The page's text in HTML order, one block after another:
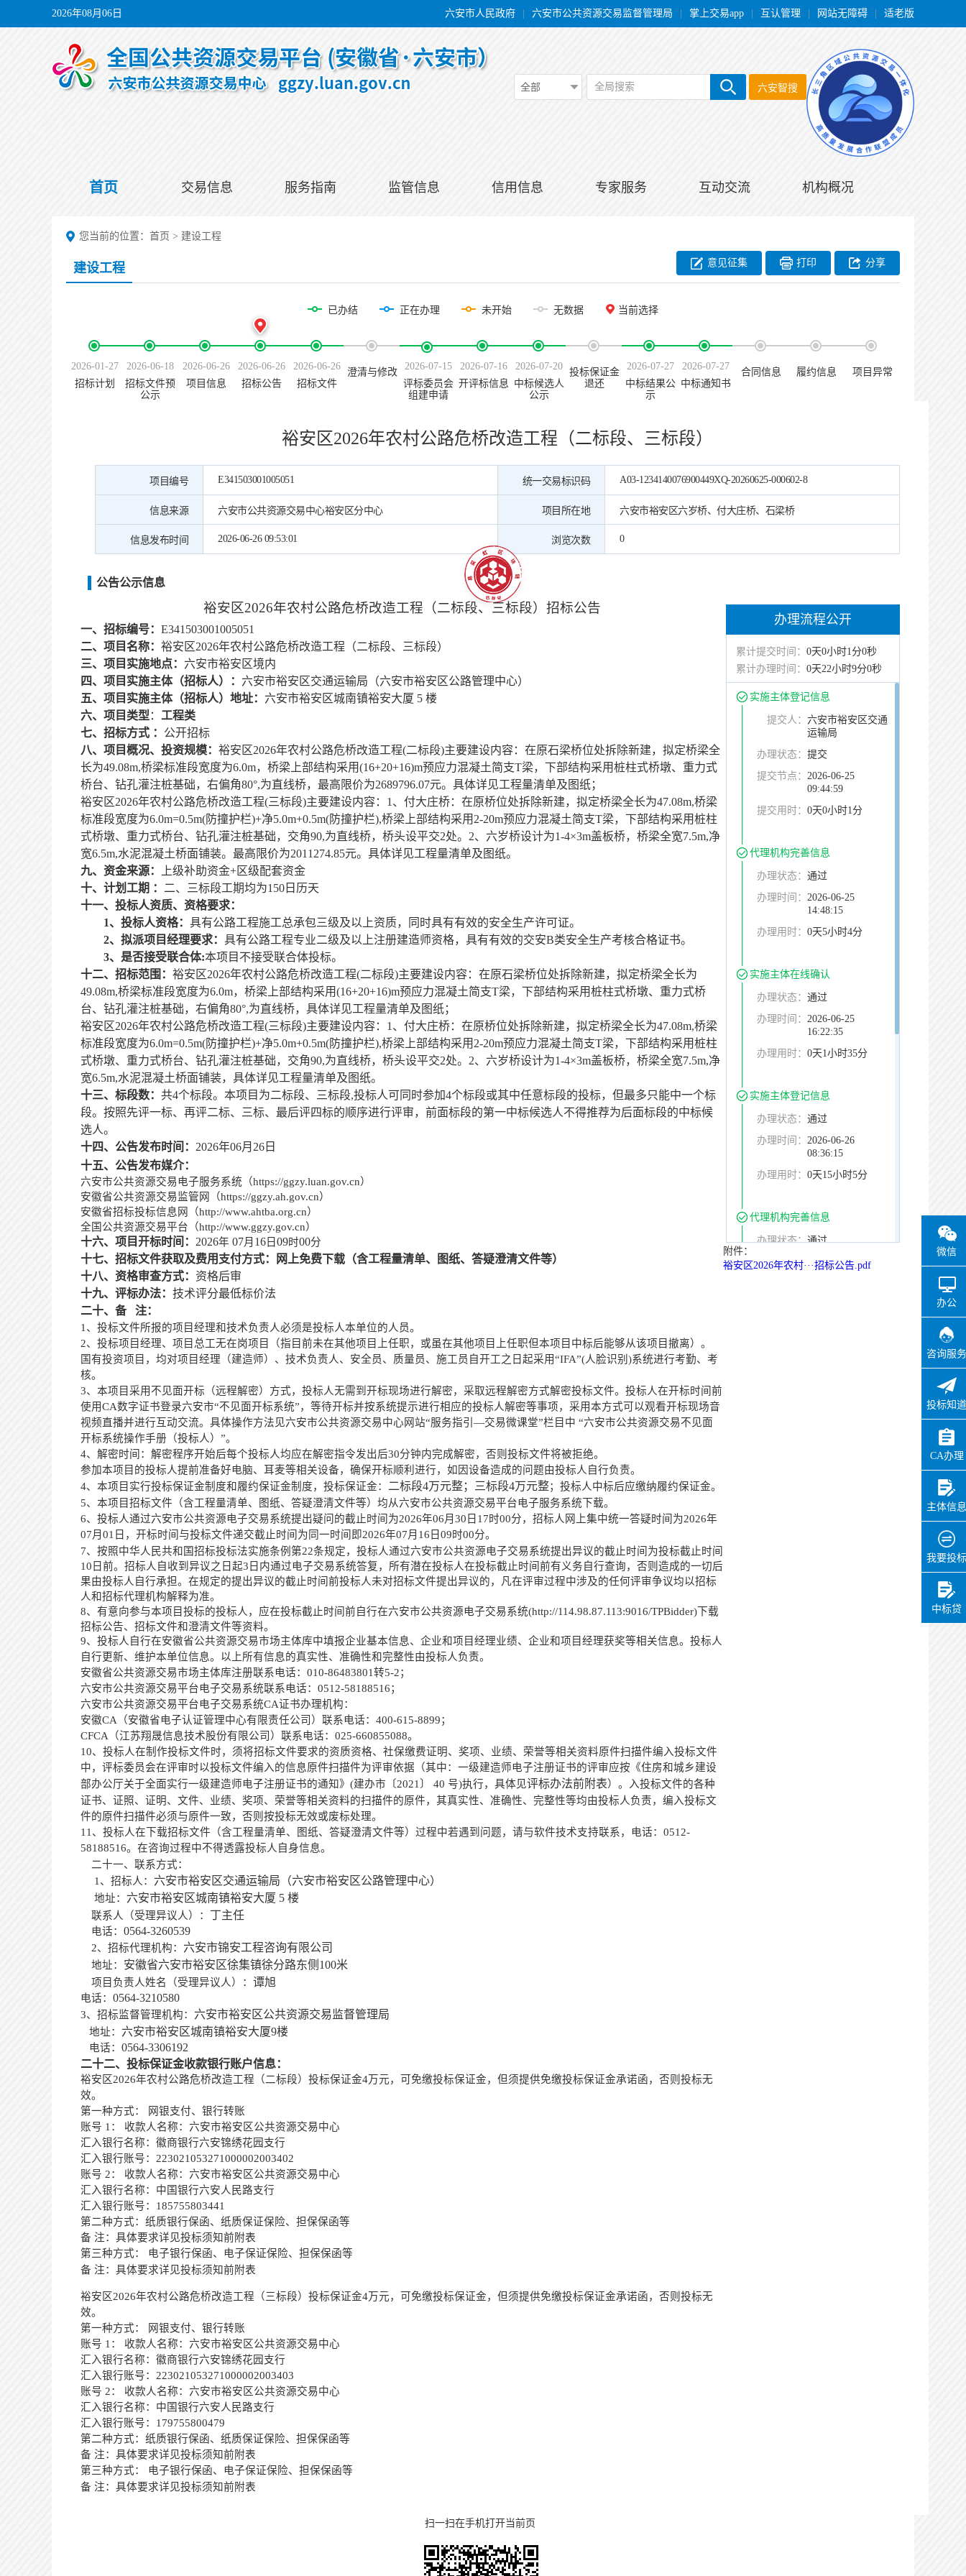
2026年08月06日 六安市人民政府 六安市公共资源交易监督管理局 掌上交易app 互认管理 网站无障碍 适老版
全部 全局搜索 六安智搜
首页 交易信息 服务指南 监管信息 信用信息 专家服务 互动交流 机构概况
微信
办公
咨询服务
投标知道
CA办理
主体信息
我要投标
中标贷
您当前的位置： 首页 > 建设工程
建设工程 意见征集 分享
打印
已办结 正在办理 未开始 无数据 当前选择
2026-01-27
招标计划
2026-06-18
招标文件预
公示
2026-06-26
项目信息
2026-06-26
招标公告
2026-06-26
招标文件
澄清与修改
2026-07-15
评标委员会
组建申请
2026-07-16
开评标信息
2026-07-20
中标候选人
公示
投标保证金
退还
2026-07-27
中标结果公
示
2026-07-27
中标通知书
合同信息 履约信息 项目异常
裕安区2026年农村公路危桥改造工程（二标段、三标段）
项目编号 E341503001005051 统一交易标识码 A03-1234140076900449XQ-20260625-000602-8
信息来源 六安市公共资源交易中心裕安区分中心 项目所在地 六安市裕安区六岁桥、付大庄桥、石梁桥
信息发布时间 2026-06-26 09:53:01 浏览次数 0
公告公示信息
裕安区2026年农村公路危桥改造工程（二标段、三标段） 招标公告
一、招标编号： E341503001005051
二、项目名称： 裕安区2026年农村公路危桥改造工程（二标段、三标段）
三、项目实施地点： 六安市裕安区境内
四、项目实施主体（招标人）： 六安市裕安区交通运输局（六安市裕安区公路管理中心）
五、项目实施主体（招标人）地址： 六安市裕安区城南镇裕安大厦 5 楼
六、项目类型 ： 工程类
七、招标方式 ： 公开招标
八、项目概况、投资规模： 裕安区2026年农村公路危桥改造工程(二标段)主要建设内容：在原石梁桥位处拆除新建，拟定桥梁全
长为49.08m,桥梁标准段宽度为6.0m，桥梁上部结构采用(16+20+16)m预应力混凝土简支T梁，下部结构采用桩柱式桥墩、重力式
桥台、钻孔灌注桩基础，右偏角80°,为直线桥，最高限价为2689796.07元。具体详见工程量清单及图纸；
裕安区2026年农村公路危桥改造工程(三标段)主要建设内容：1、付大庄桥：在原桥位处拆除新建，拟定桥梁全长为47.08m,桥梁
标准段宽度为6.0m=0.5m(防撞护栏)+净5.0m+0.5m(防撞护栏),桥梁上部结构采用2-20m预应力混凝土简支T梁，下部结构采用桩柱
式桥墩、重力式桥台、钻孔灌注桩基础，交角90,为直线桥，桥头设平交2处。2、六岁桥设计为1-4×3m盖板桥，桥梁全宽7.5m,净
宽6.5m,水泥混凝土桥面铺装。最高限价为2011274.85元。具体详见工程量清单及图纸。
九、资金来源：
上级补助资金+区级配套资金
十、计划工期 ： 二、三标段工期均为150日历天
十一、投标人资质、资格要求：
1、投标人资格：具有公路工程施工总承包三级及以 上资质，同时具有有效的安全生产许可证。
2、拟派项目经理要求：具有公路工程专业二级及以上注册建造师资格，具有有效的交安B类安全生产考核合格证书。
3、是否接受联合体:本项目不接受联合体投标。
十二、招标范围： 裕安区2026年农村公路危桥改造工程(二标段)主要建设内容：在原石梁桥位处拆除新建，拟定桥梁全长为
49.08m,桥梁标准段宽度为6.0m，桥梁上部结构采用(16+20+16)m预应力混凝土简支T梁，下部结构采用桩柱式桥墩、重力式桥
台、钻孔灌注桩基础，右偏角80°,为直线桥，具体详见工程量清单及图纸；
裕安区2026年农村公路危桥改造工程(三标段)主要建设内容：1、付大庄桥：在原桥位处拆除新建，拟定桥梁全长为47.08m,桥梁
标准段宽度为6.0m=0.5m(防撞护栏)+净5.0m+0.5m(防撞护栏),桥梁上部结构采用2-20m预应力混凝土简支T梁，下部结构采用桩柱
式桥墩、重力式桥台、钻孔灌注桩基础，交角90,为直线桥，桥头设平交2处。2、六岁桥设计为1-4×3m盖板桥，桥梁全宽7.5m,净
宽6.5m,水泥混凝土桥面铺装，具体详见工程量清单及图纸。
十三、标段数： 共4个标段。本项目为二标段、 三标段,投标人可同时参加4个标段或其中任意标段的投标，但最多只能中一个标
段。按照先评一标、再评二标、三标、最后评四标的顺序进行评审，前面标段的第一中标候选人不得推荐为后面标段的中标候
选人。
十四、公告发布时间： 2026年06月 26 日
十五、公告发布媒介：
六安市公共资源交易电子服务系统（https://ggzy.luan.gov.cn）
安徽省公共资源交易监管网（https://ggzy.ah.gov.cn）
安徽省招标投标信息网（http://www.ahtba.org.cn）
全国公共资源交易平台（http://www.ggzy.gov.cn）
十六、项目开标时间： 2026年 07月 16日 09时00分
十七、招标文件获取及费用支付方式：网上免费下载（含工程量清单、图纸、答疑澄清文件等）
十八、资格审查方式： 资格后审
十九、评标办法： 技术评分最低标价法
二十、备
注：
1、投标文件所报的项目经理和技术负责人必须是投标人本单位的人员。
2、 投标项目经理、项目总工无在岗项目（指目前未在其他项目上任职，或虽在其他项目上任职但本项目中标后能够从该项目撤离）。
国有投资项目，均对项目经理（建造师）、技术负责人、安全员、质量员、 施工员自开工之日起采用“IFA”(人脸识别)系统进行考勤、考
核。
3、 本项目采用不见面开标（远程解密）方式，投标人无需到 开标现场进行解密，采取远程解密方式解密投标文件。投标人在开标时间前
使用CA数字证书登录六安市“不见面开标系统”，等待开标并按系统提示进行相应的投标人解密等事项，采用本方式可以观看开标现场音
视频直播并进行互动交流。具体操作方法见六安市公共资源交易中心网站“服务指引—交易微课堂”栏目中 “六安市公共资源交易不见面
开标系统操作手册（投标人）”。
4、 解密时间：解密程序开始后每个投标人均应在解密指令发出后30分钟内完成解密，否则投标文件将被拒绝。
参加本项目的投标人提前准备好电脑、耳麦等相关设备，确保开标顺利进行，如因设备造成的问题由投标人自行负责。
4、本项目实行投标保证金制度和履约保证金制度，投标保证金： 二标段4万元整；三标段4万元整；投标人中标后应缴纳履约保证金。
5、本项目招标文件（含工程量清单、图纸、答疑澄清文件等）均从六安市公共资源交易平台电子服务系统下载。
6、 投标人通过六安市公共资源电子交易系统提出疑问的截止时间为2026年06月 30 日 17时00分，招标人网上集中统一答疑时间为2026年
07月 01 日，开标时间与投标文件递交截止时间为同一时间即2026年07月16 日 09时00分。
7、 按照中华人民共和国招标投标法实施条例 第22条规定，投标人通过六安市公共资源电子交易系统提出异议的截止时间为投标截止时间
10日前。招标人自收到异议之日起3日内通过电子交易系统答复，所有潜在投标人在投标截止时间前有义务自行查询，否则造成的一切后
果由投标人自行承担。在规定的提出异议的截止时间前投标人未对招标文件提出异议的，凡在评审过程中涉及的任何评审争议均以招标
人和招标代理机构解释为准。
8、有意向参与本项目投标的投标人，应在投标截止时间前自行在六安市公共资源电子交易系统(http://114.98.87.113:9016/TPBidder)下载
招标公告、招标文件和澄清文件等资料。
9、投标人自行在安徽省公共资源交易市场主体库中填报企业基本信息、企业和项目经理业绩、企业和项目经理获奖等相关信息。投标人
自行更新、维护本单位信息。以上所有信息的真实性、准确性和完整性由投标人负责。
安徽省公共资源交易市场主体库注册联系电话： 010-86483801转5-2；
六安市公共资源交易平台电子交易系统联系电话： 0512-58188516；
六安市公共资源交易平台电子交易系统CA证书办理机构：
安徽CA（安徽省电子认证管理中心有限责任公司）联系电话：400-615-8899；
CFCA（江苏翔晟信息技术股份有限公司）联系电话：025-660855088。
10、投标人在制作投标文件时，须将招标文件要求的资质资格、社保缴费证明、奖项、业绩、荣誉等相关资料原件扫描件编入投标文件
中，评标委员会在评审时以投标文件编入的信息原件扫描件为评审依据（其中：一级建造师电子注册证书的评审应按《住房和城乡建设
部办公厅关于全面实行一级建造师电子注册证书的通知》(建办市〔2021〕 40 号)执行，具体见评标办法前附表）。入投标文件的各种
证书、证照、证明、文件、业绩、奖项、荣誉等相关资料的扫描件的原件，其真实性、准确性、完整性等均由投标人负责，编入投标文
件的原件扫描件必须与原件一致，否则按投标无效或废标处理。
11、投标人在下载招标文件（含工程量清单、图纸、答疑澄清文件等）过程中若遇到问题，请与软件技术支持联系， 电话： 0512-
58188516。在咨询过程中不得透露投标人自身信息。
二十一、联系方式：
1、招标人： 六安市裕安区交通运输局（六安市裕安区公路管理中心）
地址： 六安市裕安区城南镇裕安大厦 5 楼
联系人（受理异议人）： 丁主任
电话： 0564-3260539
2、招标代理机构： 六安市锦安工程咨询有限公司
地址： 安徽省六安市裕安区徐集镇徐分路东侧 100米
项目负责人姓名 （受理异议人）： 谭旭
电话： 0564-3210580
3、 招标监督管理机构： 六安市裕安区公共资源交易监督管理局
地址： 六安市裕安区城南镇裕安大厦9楼
电话： 0564-3306192
二十二、投标保证金收款银行账户信息：
裕安区 2026年农村公路危桥改造工程（二标段）投标保证金4万元，可免缴投标保证金，但须提供免缴投标保证金承诺函，否则投标无
效。
第一种方式：
网银支付、银行转账
账号 1： 收款人名称：六安市裕安区公共资源交易中心
汇入银行名称：徽商银行六安锦绣花园支行
汇入银行账号： 223021053271000002003402
账号 2： 收款人名称：六安市裕安区公共资源交易中心
汇入银行名称：中国银行六安人民路支行
汇入银行账号： 185755803441
第二种方式：纸质银行保函、纸质保证保险、担保保函等
备 注：具体要求详见投标须知前附表
第三种方式：
电子银行保函、电子保证保险、担保保函等
备 注：具体要求详见投标须知前附表
裕安区 2026年农村公路危桥改造工程（三标段）投标保证金4万元，可免缴投标保证金，但须提供免缴投标保证金承诺函，否则投标无
效。
第一种方式：
网银支付、银行转账
账号 1： 收款人名称：六安市裕安区公共资源交易中心
汇入银行名称：徽商银行六安锦绣花园支行
汇入银行账号： 223021053271000002003403
账号 2： 收款人名称：六安市裕安区公共资源交易中心
汇入银行名称：中国银行六安人民路支行
汇入银行账号： 179755800479
第二种方式：纸质银行保函、纸质保证保险、担保保函等
备 注：具体要求详见投标须知前附表
第三种方式：
电子银行保函、电子保证保险、担保保函等
备 注：具体要求详见投标须知前附表
办理流程公开
累计提交时间： 0天0小时1分0秒
累计办理时间： 0天22小时9分0秒
实施主体登记信息
提交人： 六安市裕安区交通
运输局
办理状态： 提交
提交节点： 2026-06-25
09:44:59
提交用时： 0天0小时1分
代理机构完善信息
办理状态： 通过
办理时间： 2026-06-25
14:48:15
办理用时： 0天5小时4分
实施主体在线确认
办理状态： 通过
办理时间： 2026-06-25
16:22:35
办理用时： 0天1小时35分
实施主体登记信息
办理状态： 通过
办理时间： 2026-06-26
08:36:15
办理用时： 0天15小时5分
代理机构完善信息
办理状态：通过
办理时间：
2026-06-26
附件：
裕安区2026年农村···招标公告.pdf
扫一扫在手机打开当前页